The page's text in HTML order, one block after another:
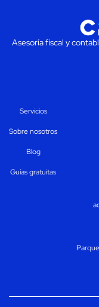
Asesoría fiscal y
Servicios
Sobre nosotros
Blog
Guías gratuitas